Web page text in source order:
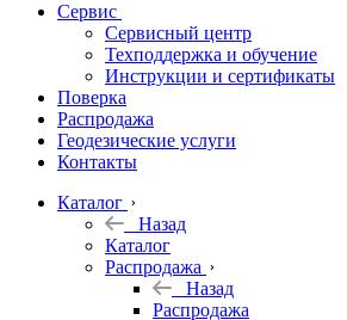
Софт
Георадары
Акции
Гидрография
Подбор
оборудования
по задачам
Архив
Геодезическое
оборудование
Сервис
Сервисный центр
Техподдержка и обучение
Инструкции и сертификаты
Поверка
Распродажа
Геодезические услуги
Контакты
Каталог
Назад
Каталог
Распродажа
Назад
Распродажа